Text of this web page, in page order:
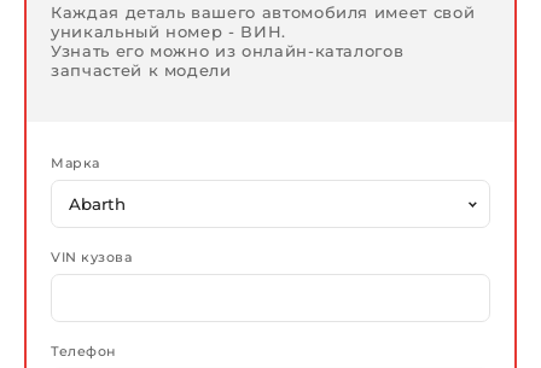
Каждая деталь вашего автомобиля имеет свой
уникальный номер - ВИН.
Узнать его можно из онлайн-каталогов
запчастей к модели
Марка
VIN кузова
Телефон